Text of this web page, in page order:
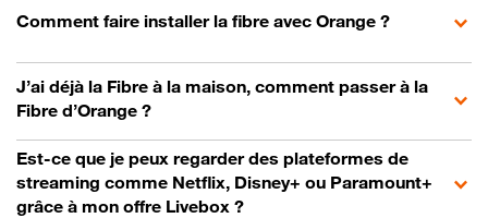
Comment faire installer la fibre avec Orange ?
J’ai déjà la Fibre à la maison, comment passer à la
Fibre d’Orange ?
Est-ce que je peux regarder des plateformes de
streaming comme Netflix, Disney+ ou Paramount+
grâce à mon offre Livebox ?